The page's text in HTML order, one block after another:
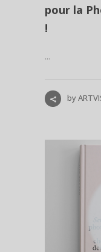
pour la
!
...
by